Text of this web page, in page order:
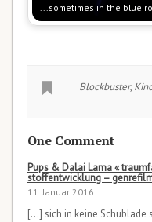
...sometimes in the blue
Blockbuster,
One Comment
Pups & Dalai Lama «
stoffentwicklung –
11. Januar 2016
[…] sich in keine Schublade